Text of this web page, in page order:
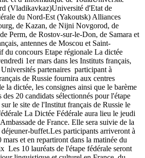
(Vladikavkaz)Université d'Etat de
du Nord-Est (Yakoutsk) Alliances
de Kazan, de Nijni Novgorod, de
Perm, de Rostov-sur-le-Don, de Samara et
antennes de Moscou et Saint-
concours Etape régionale La dictée
1er mars dans les Instituts français,
partenaires participant à
de Russie fournira aux centres
la dictée, les consignes ainsi que le barème
20 candidats sélectionnés pour l'étape
le site de l'Institut français de Russie le
La Dictée Fédérale aura lieu le jeudi
de France. Elle sera suivie de la
buffet.Les participants arriveront à
et en repartiront dans la matinée du
Les 10 lauréats de l'étape fédérale seront